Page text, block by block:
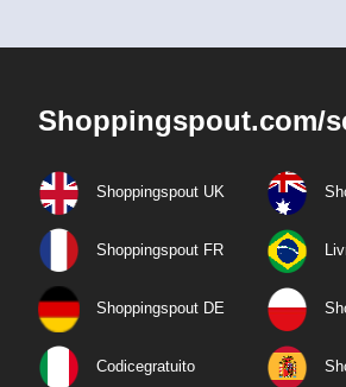
Shoppingspout.com/
Shoppingspout UK
Shoppingspout FR
Shoppingspout DE
Codicegratuito